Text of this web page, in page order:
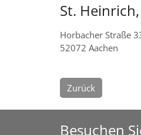
St.
Horbacher Straße
52072 Aachen
Zurück
Besuchen